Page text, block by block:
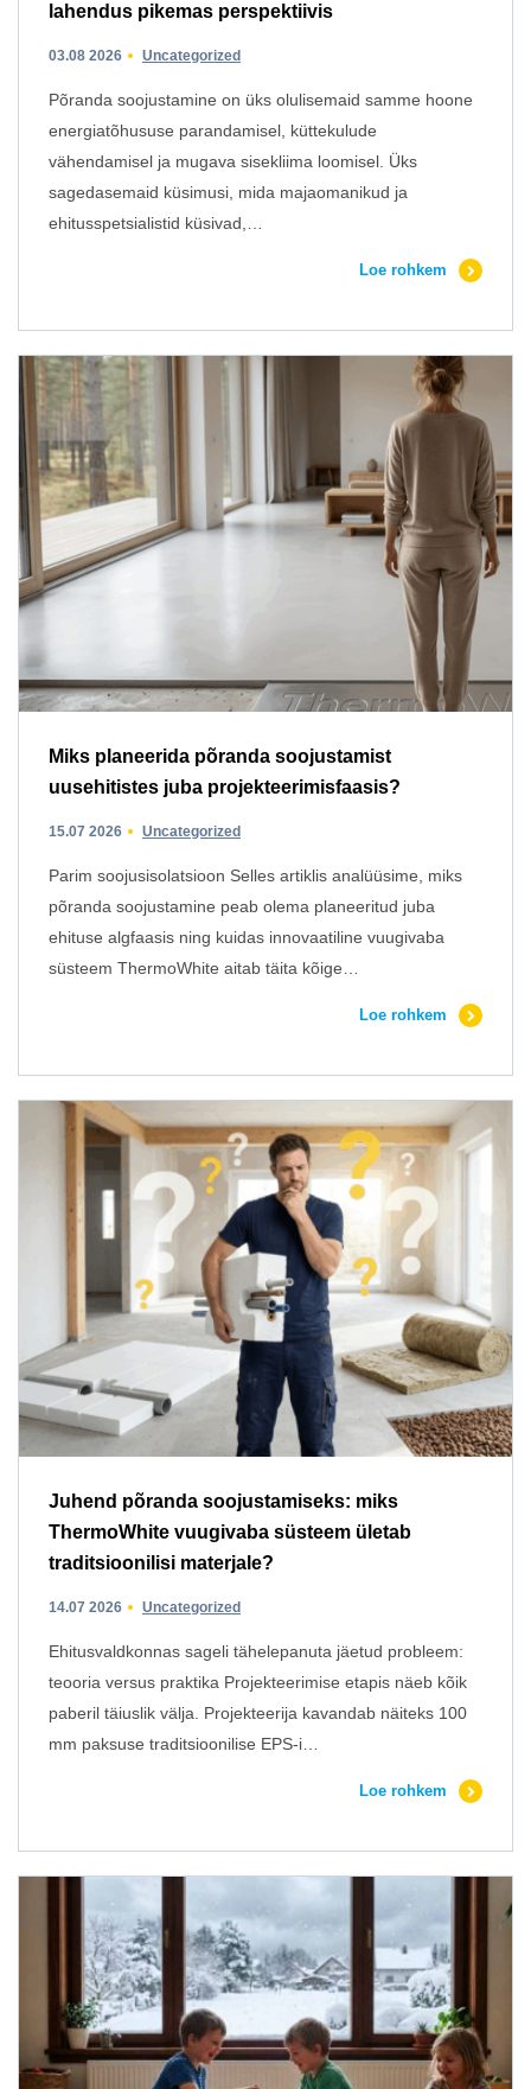
lahendus pikemas perspektiivis
03.08 2026 Uncategorized
Põranda soojustamine on üks olulisemaid samme hoone
energiatõhususe parandamisel, küttekulude
vähendamisel ja mugava sisekliima loomisel. Üks
sagedasemaid küsimusi, mida majaomanikud ja
ehitusspetsialistid küsivad,…
Loe rohkem
Miks planeerida põranda soojustamist
uusehitistes juba projekteerimisfaasis?
15.07 2026 Uncategorized
Parim soojusisolatsioon Selles artiklis analüüsime, miks
põranda soojustamine peab olema planeeritud juba
ehituse algfaasis ning kuidas innovaatiline vuugivaba
süsteem ThermoWhite aitab täita kõige…
Loe rohkem
Juhend põranda soojustamiseks: miks
ThermoWhite vuugivaba süsteem ületab
traditsioonilisi materjale?
14.07 2026 Uncategorized
Ehitusvaldkonnas sageli tähelepanuta jäetud probleem:
teooria versus praktika Projekteerimise etapis näeb kõik
paberil täiuslik välja. Projekteerija kavandab näiteks 100
mm paksuse traditsioonilise EPS-i…
Loe rohkem